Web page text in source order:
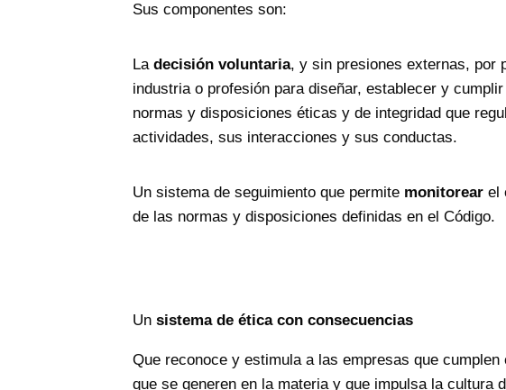
Sus componentes son:
Ladecisión voluntaria, y sin presiones externas, por
industria o profesión para diseñar, establecer y
normas y disposiciones éticas y de integridad que
actividades, sus interacciones y sus conductas.
Un sistema de seguimiento que permite monitorear el
de las normas y disposiciones definidas en el Código.
Un sistema de ética con consecuencias
Que reconoce y estimula a las empresas que
que se generen en la materia y que impulsa la cultura